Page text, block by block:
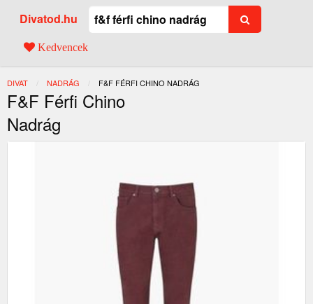
Divatod.hu
Kedvencek
DIVAT NADRÁG JELENLEGI:
F&F FÉRFI CHINO NADRÁG
F&F Férfi Chino
Nadrág